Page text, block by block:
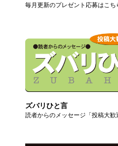
毎月更新のプレゼント応募はこち
ズバリひと言
読者からのメッセージ「投稿大歓